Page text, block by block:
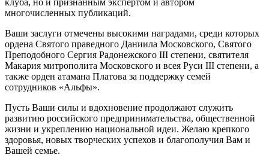
многочисленных публикаций.
Ваши заслуги отмечены высокими наградами, среди которых
ордена Святого праведного Даниила Московского, Святого
Преподобного Сергия Радонежского III степени, святителя
Макария митрополита Московского и всея Руси III степени, а
также орден атамана Платова за поддержку семей
сотрудников «Альфы».
Пусть Ваши силы и вдохновение продолжают служить
развитию российского предпринимательства, общественной
жизни и укреплению национальной идеи. Желаю крепкого
здоровья, новых творческих успехов и благополучия Вам и
Вашей семье.